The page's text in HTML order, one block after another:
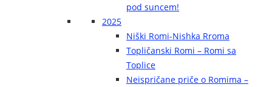
pod suncem!
2025
Niški Romi-Nishka Rroma
Topličanski Romi – Romi sa
Toplice
Neispričane priče o Romima –